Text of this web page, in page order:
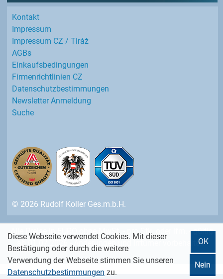
Kontakt
Impressum
Impressum CZ / Tiráž
AGBs
Einkaufs­bedingungen
Firmenrichtlinien CZ
Datenschutz­bestimmungen
Newsletter Anmeldung
Suche
© 2026 Rudolf Koller Ges.m.b.H.
Alle Preise in EURO ohne MwSt. - pro Stk. oder lfm. - gültig
ab 01.07.2026 - Änderungen und Irrtümer vorbehalten.
Diese Webseite verwendet Cookies. Mit dieser
Bestätigung oder durch die weitere
Verwendung der Webseite stimmen Sie unseren
Datenschutzbestimmungen zu.
OK
Nein